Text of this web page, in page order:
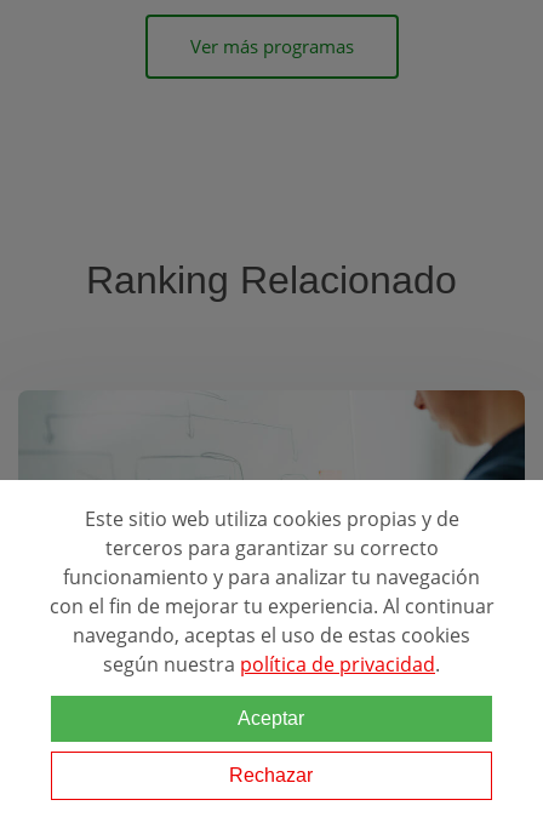
Ver más programas
Ranking Relacionado
Mejores Escuelas para estudiar:
Contabilidad
Estudios y experiencia laboral de ASESOR
Este sitio web utiliza cookies propias y de
terceros para garantizar su correcto
funcionamiento y para analizar tu navegación
con el fin de mejorar tu experiencia. Al continuar
navegando, aceptas el uso de estas cookies
según nuestra política de privacidad.
Aceptar
Rechazar